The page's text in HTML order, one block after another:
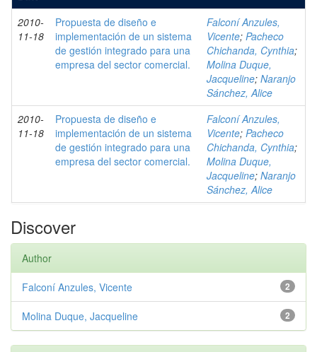
2010-
11-18
Propuesta de diseño e
implementación de un sistema
de gestión integrado para una
empresa del sector comercial.
Falconí Anzules,
Vicente; Pacheco
Chichanda, Cynthia;
Molina Duque,
Jacqueline; Naranjo
Sánchez, Alice
2010-
11-18
Propuesta de diseño e
implementación de un sistema
de gestión integrado para una
empresa del sector comercial.
Falconí Anzules,
Vicente; Pacheco
Chichanda, Cynthia;
Molina Duque,
Jacqueline; Naranjo
Sánchez, Alice
Discover
Author
2
Falconí Anzules, Vicente
2
Molina Duque, Jacqueline